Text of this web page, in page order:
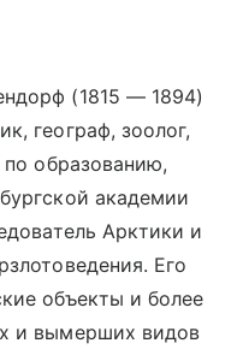
(1815 — 1894)
географ, зоолог,
образованию,
академии
Арктики и
Его
объекты и более
и вымерших видов